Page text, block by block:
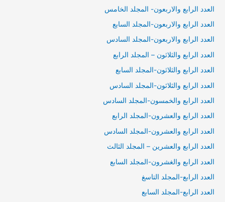
العدد الرابع والاربعون- المجلد الخامس
العدد الرابع والاربعون-المجلد السابع
العدد الرابع والاربعون-المجلد السادس
العدد الرابع والثلاثون – المجلد الرابع
العدد الرابع والثلاثون-المجلد السابع
العدد الرابع والثلاثون-المجلد السادس
العدد الرابع والخمسون-المجلد السادس
العدد الرابع والعشرون-المجلد الرابع
العدد الرابع والعشرون-المجلد السادس
العدد الرابع والعشرين – المجلد الثالث
العدد الرابع والغشرون-المجلد السابع
العدد الرابع-المجلد التاسغ
العدد الرابع-المجلد السابع